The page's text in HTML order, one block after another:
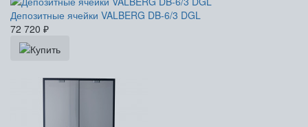
Депозитные ячейки VALBERG DB-6/3 DGL
72 720 ₽